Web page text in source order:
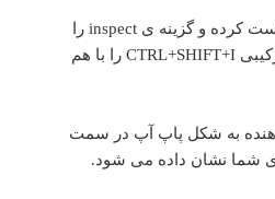
۲)در مرورگر کروم کلیک راست کرده و گزینه ی inspect را
انتخاب کنید و یا کلیدهای ترکیبی CTRL+SHIFT+I را با هم
دهنده به شکل پاپ آپ در سمت
شما نشان داده می شود.